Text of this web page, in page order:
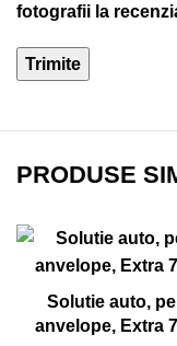
fotografii la
PRODUSE
Solutie auto,
anvelope, Extra